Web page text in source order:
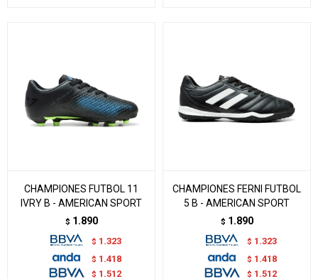
CHAMPIONES FUTBOL 11
IVRY B - AMERICAN SPORT
$ 1.890
$ 1.323
$ 1.418
$ 1.512
CHAMPIONES FERNI FUTBOL
5 B - AMERICAN SPORT
$ 1.890
$ 1.323
$ 1.418
$ 1.512